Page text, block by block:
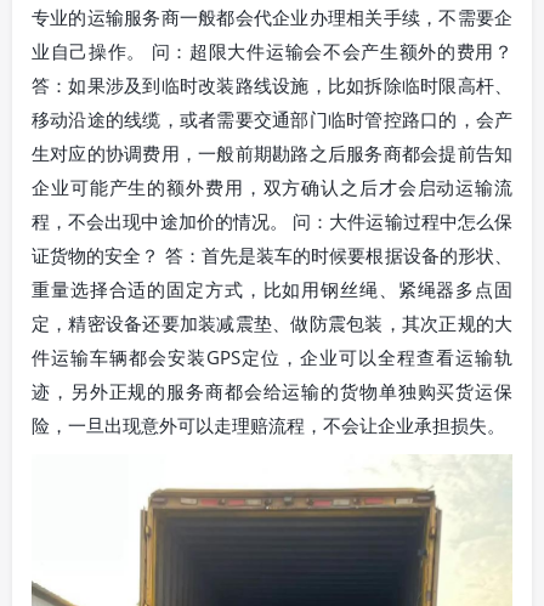
专业的运输服务商一般都会代企业办理相关手续，不需要企
业自己操作。 问：超限大件运输会不会产生额外的费用？
答：如果涉及到临时改装路线设施，比如拆除临时限高杆、
移动沿途的线缆，或者需要交通部门临时管控路口的，会产
生对应的协调费用，一般前期勘路之后服务商都会提前告知
企业可能产生的额外费用，双方确认之后才会启动运输流
程，不会出现中途加价的情况。 问：大件运输过程中怎么保
证货物的安全？ 答：首先是装车的时候要根据设备的形状、
重量选择合适的固定方式，比如用钢丝绳、紧绳器多点固
定，精密设备还要加装减震垫、做防震包装，其次正规的大
件运输车辆都会安装GPS定位，企业可以全程查看运输轨
迹，另外正规的服务商都会给运输的货物单独购买货运保
险，一旦出现意外可以走理赔流程，不会让企业承担损失。